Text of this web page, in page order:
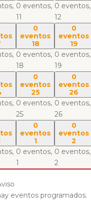
0 eventos,
11
0 eventos,
12
0
eventos
18
0 eventos,
18
0
eventos
19
0 eventos,
19
0
eventos
25
0 eventos,
25
0
eventos
26
0 eventos,
26
0
eventos
1
0 eventos,
1
0
eventos
2
0 eventos,
2
eventos programados.